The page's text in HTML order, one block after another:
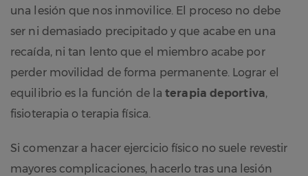
una lesión que nos inmovilice. El proceso no debe
ser ni demasiado precipitado y que acabe en una
recaída, ni tan lento que el miembro acabe por
perder movilidad de forma permanente. Lograr el
equilibrio es la función de laterapia deportiva,
fisioterapia o terapia física.
Si comenzar a hacer ejercicio físico no suele revestir
mayores complicaciones, hacerlo tras una lesión